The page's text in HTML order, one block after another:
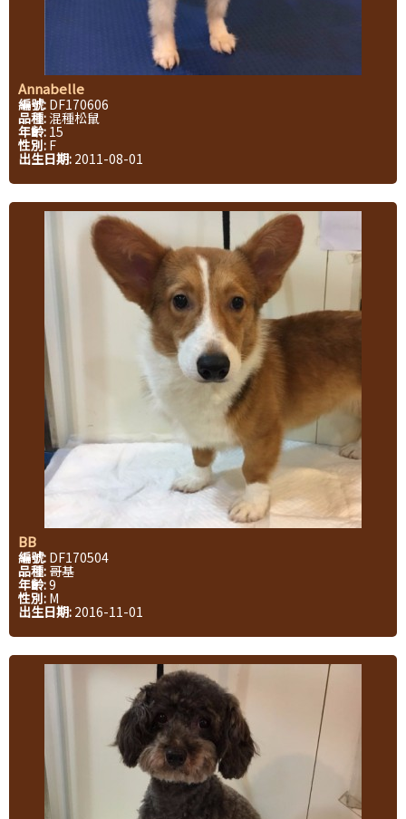
Annabelle
編號: DF170606
品種: 混種松鼠
年齡: 15
性別: F
出生日期: 2011-08-01
BB
編號: DF170504
品種: 哥基
年齡:9
性別: M
出生日期: 2016-11-01